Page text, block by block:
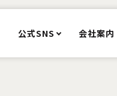
公式SNS 会社案内